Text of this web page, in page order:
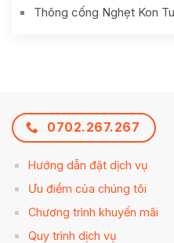
Thông cống Nghẹt Kon
0702.267.267
Hướng dẫn đặt dịch vụ
Ưu điểm của chúng tôi
Chương trình khuyến mãi
Quy trình dịch vụ